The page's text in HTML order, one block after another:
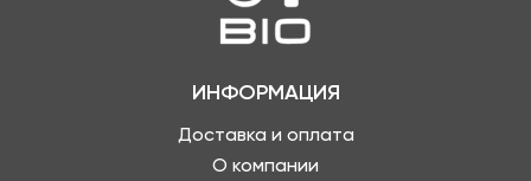
ИНФОРМАЦИЯ
Доставка и оплата
О компании